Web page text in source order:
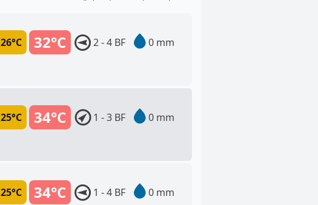
32°C
26°C 2 - 4 BF 0 mm
34°C
25°C 1 - 3 BF 0 mm
34°C
25°C 1 - 4 BF 0 mm